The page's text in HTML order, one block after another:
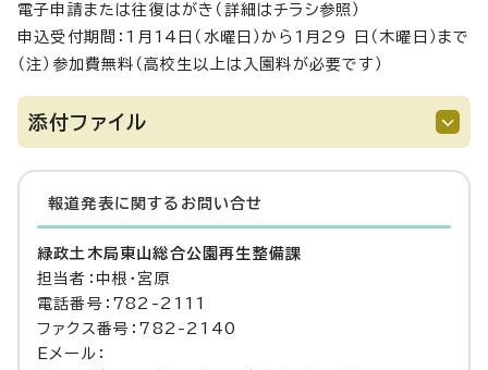
電子申請または往復はがき（詳細はチラシ参照）
申込受付期間：1月14日（水曜日）から1月29 日（木曜日）まで
（注）参加費無料（高校生以上は入園料が必要です）
添付ファイル
報道発表に関するお問い合せ
緑政土木局東山総合公園再生整備課
担当者：中根・宮原
電話番号：782-2111
ファクス番号：782-2140
Eメール：